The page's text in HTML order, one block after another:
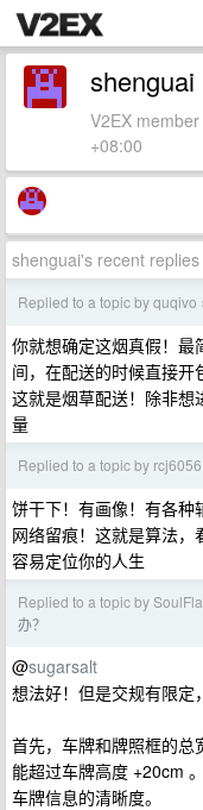
shenguai
V2EX
+08:00
shenguai's recent replies
Replied to a topic by quqivo ›
你就想确定这烟真假！最
间，在配送的时候直接开
这就是烟草配送！除非想
量
Replied to a topic by rcj6056
饼干下！有画像！有各种
网络留痕！这就是算法
容易定位你的人生
Replied to a topic by
办？
@sugarsalt
想法好！但是交规有限定
首先，车牌和牌照框的
能超过车牌高度 +20cm
车牌信息的清晰度。